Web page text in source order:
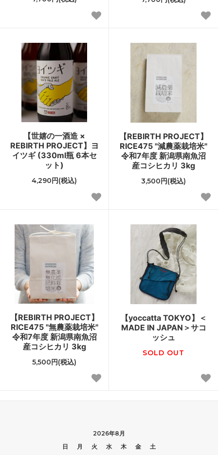
【世嬉の一酒造 ×
REBIRTH PROJECT】ヨ
イツギ (330ml瓶 6本セ
ット)
4,290円(税込)
【REBIRTH PROJECT】
RICE475 "減農薬栽培米"
令和7年度 新潟県南魚沼
産コシヒカリ 3kg
3,500円(税込)
【REBIRTH PROJECT】
RICE475 "無農薬栽培米"
令和7年度 新潟県南魚沼
産コシヒカリ 3kg
5,500円(税込)
【yoccatta TOKYO】＜
MADE IN JAPAN＞サコ
ッシュ
SOLD OUT
2026年8月
日
月 火 水 木 金
土